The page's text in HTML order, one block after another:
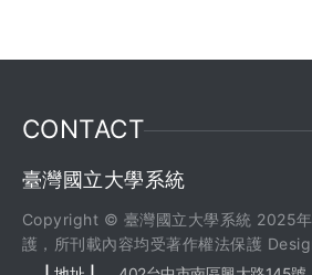
CONTACT
臺灣國立大學系統
Copyright © 臺灣國立大學系統 2025年
護，所刊載內容均受著作權法保護